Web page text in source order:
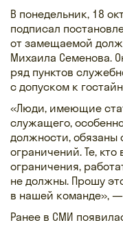
В понедельник, 18
подписал
от замещаемой
Михаила Семенова.
ряд пунктов
с допуском к
«Люди, имеющие
служащего,
должности, обязаны
ограничений. Те,
ограничения,
не должны. Прошу
в нашей команде»,
Ранее в СМИ